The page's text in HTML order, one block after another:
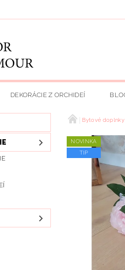
DEKORÁCIE Z ORCHIDEÍ
OSOBNÝCH ÚDAJOV Bytové doplnky
NOVINKA
TIP